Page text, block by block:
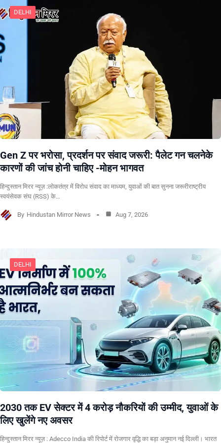
DELHI
Gen Z पर भरोसा, प्रदर्शन पर संवाद जरूरी: पैलेट गन चलनेके
कारणों की जांच होनी चाहिए -मोहन भागवत
हिन्दुस्तान मिरर न्यूज़ :लोकतंत्र में विरोध संवाद का माध्यम, युवाओं की बात सुनना जरूरीराष्ट्रीय
स्वयंसेवक संघ (RSS) के…
By Hindustan Mirror News Aug 7, 2026
DELHI
2030 तक EV सेक्टर में 4 करोड़ नौकरियों की उम्मीद, युवाओं के
लिए खुलेंगे नए अवसर
हिन्दुस्तान मिरर न्यूज़ : Adecco India की रिपोर्ट में रोजगार वृद्धि का बड़ा अनुमान नई दिल्ली। भारत